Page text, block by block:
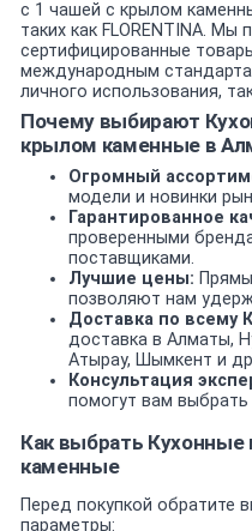
с 1 чашей c крылом
таких как FLORENTINA. Мы
сертифицированные
международным
личного использования,
Почему выбирают
крылом каменные в
Огромный
модели и новинки
Гарантированное
проверенными
поставщиками.
Лучшие цены:
позволяют нам
Доставка по всему
доставка в Алматы,
Атырау, Шымкент и
Консультация
помогут вам
Как выбрать
каменные
Перед покупкой обратите
параметры: